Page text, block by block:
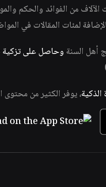
من الفوائد والحكم
لمئات المقالات في
أهل السنة وحاصل على
، يوفر الكثير من